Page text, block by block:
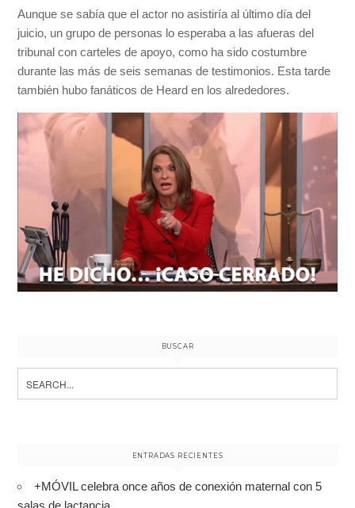
Aunque se sabía que el actor no asistiría al último día del
juicio, un grupo de personas lo esperaba a las afueras del
tribunal con carteles de apoyo, como ha sido costumbre
durante las más de seis semanas de testimonios. Esta tarde
también hubo fanáticos de Heard en los alrededores.
BUSCAR
ENTRADAS RECIENTES
+MÓVIL celebra once años de conexión maternal con 5
salas de lactancia